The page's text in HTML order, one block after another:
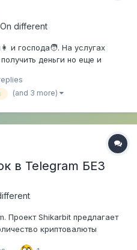
On different
и господа🧑. На услугах
деньги но еще и
узнать как это сделать -
(and 3 more)
в Telegram БЕЗ
Проект Shikarbit предлагает
криптовалюты